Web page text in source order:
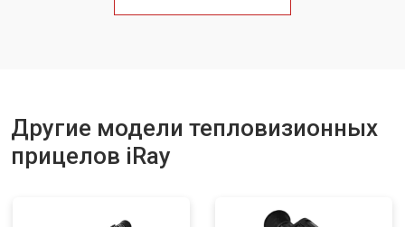
Другие модели тепловизионных
прицелов iRay